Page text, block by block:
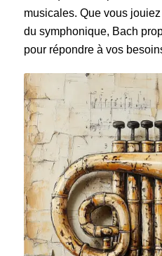
musicales. Que vous
du symphonique, Bach
pour répondre à vos